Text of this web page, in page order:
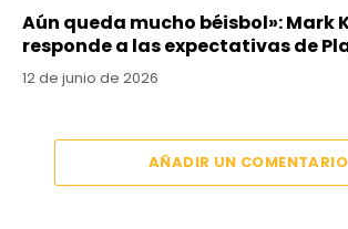
Aún queda mucho béisbol»: Mark
responde a las expectativas de
12 de junio de 2026
AÑADIR UN COMENTARIO